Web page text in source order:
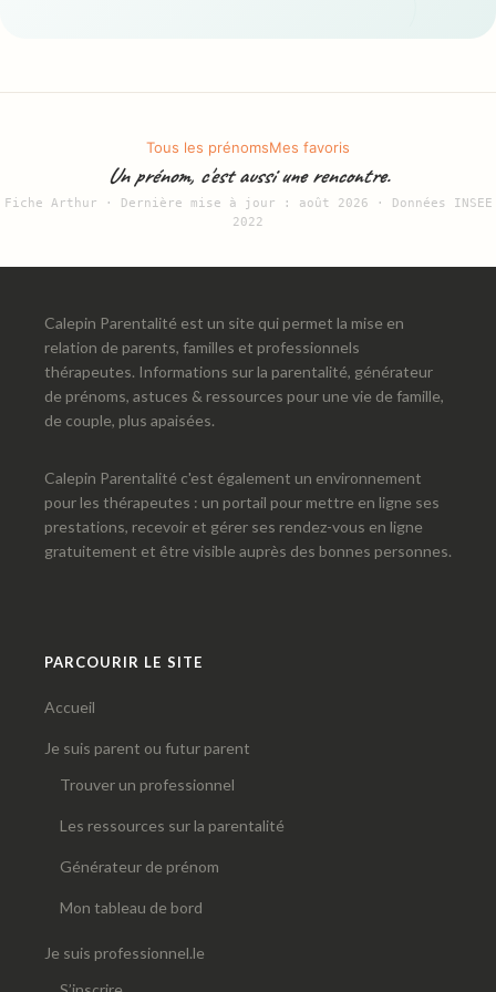
Tous les prénomsMes favoris
Un prénom, c'est aussi une rencontre.
Fiche Arthur · Dernière mise à jour : août 2026 · Données INSEE
2022
Calepin Parentalité est un site qui permet la mise en
relation de parents, familles et professionnels
thérapeutes. Informations sur la parentalité, générateur
de prénoms, astuces & ressources pour une vie de famille,
de couple, plus apaisées.
Calepin Parentalité c'est également un environnement
pour les thérapeutes : un portail pour mettre en ligne ses
prestations, recevoir et gérer ses rendez-vous en ligne
gratuitement et être visible auprès des bonnes personnes.
PARCOURIR LE SITE
Accueil
Je suis parent ou futur parent
Trouver un professionnel
Les ressources sur la parentalité
Générateur de prénom
Mon tableau de bord
Je suis professionnel.le